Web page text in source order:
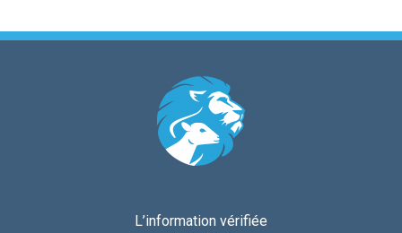
L’information vérifiée